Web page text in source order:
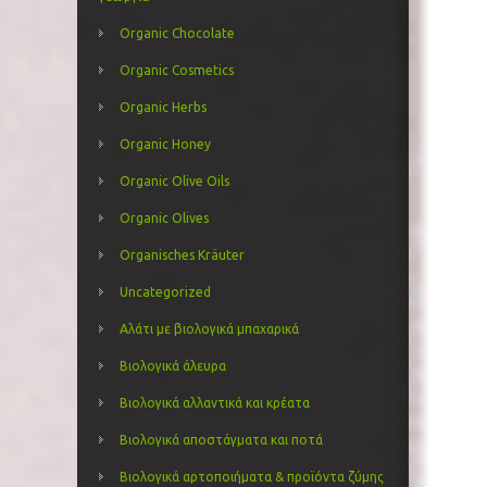
Organic Chocolate
Organic Cosmetics
Organic Herbs
Organic Honey
Organic Olive Oils
Organic Olives
Organisches Kräuter
Uncategorized
Αλάτι με βιολογικά μπαχαρικά
Βιολογικά άλευρα
Βιολογικά αλλαντικά και κρέατα
Βιολογικά αποστάγματα και ποτά
Βιολογικά αρτοποιήματα & προϊόντα ζύμης